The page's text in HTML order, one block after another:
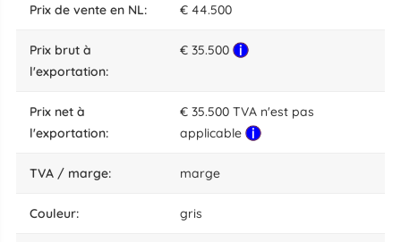
prix de vente en NL: € 44.500
Prix brut à
l'exportation:
€ 35.500
Prix net à
l'exportation:
€ 35.500 TVA n'est pas
applicable
TVA / marge: marge
couleur: gris